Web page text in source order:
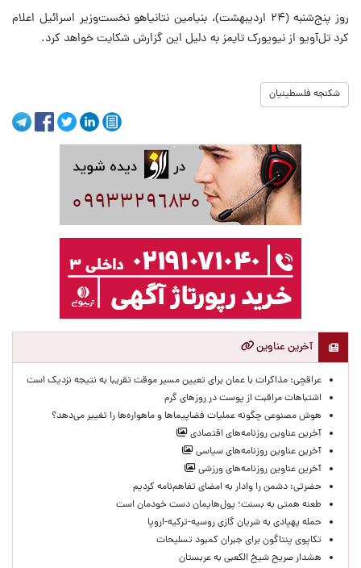
روز پنج‌شنبه (۲۴ اردیبهشت)، بنیامین نتانیاهو نخست‌وزیر اسرائیل اعلام
کرد تل‌آویو از نیویورک تایمز به دلیل این گزارش شکایت خواهد کرد.
شکنجه فلسطینیان
آخرین عناوین
عراقچی: مذاکرات با عمان برای تعیین مسیر موقت تقریبا به نتیجه نزدیک است
اشتباهات مراقبت از پوست در روزهای گرم
هوش مصنوعی چگونه عملیات فضاپیماها و ماهواره‌ها را تغییر می‌دهد؟
آخرین عناوین روزنامه‌های اقتصادی
آخرین عناوین روزنامه‌های سیاسی
آخرین عناوین روزنامه‌های ورزشی
حضرتی: دشمن را وادار به امضای تفاهم‌نامه کردیم
طعنه همتی به بسنت؛ پول‌هایمان دست خودمان است
حمله پهپادی به شریان گازی روسیه-ترکیه-اروپا
تکاپوی پنتاگون برای جبران کمبود تسلیحات
هشدار صریح شیخ الکعبی به عربستان